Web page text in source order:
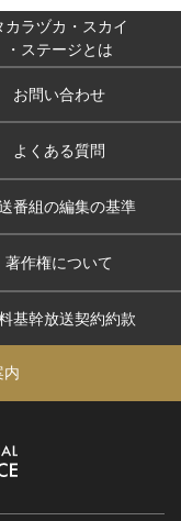
カラヅカ・スカイ
・ステージとは
お問い合わせ
よくある質問
番組の編集の基準
著作権について
基幹放送契約約款
内